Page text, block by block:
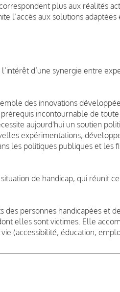
plus aux réalités
l’accès aux solutions adaptées
d’une synergie entre
des innovations
incontournable de
aujourd'hui un soutien
expérimentations,
les politiques publiques et les
de handicap, qui réunit
des personnes handicapées et
elles sont victimes. Elle
(accessibilité, éducation,